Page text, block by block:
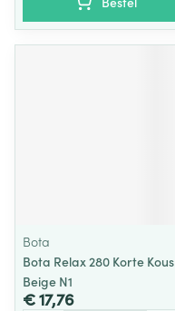
Bota
Bota Relax 280 Korte Kous
Beige N1
€ 17,76